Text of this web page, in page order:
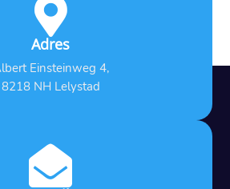

Adres
Einsteinweg 4,
8218 NH Lelystad
